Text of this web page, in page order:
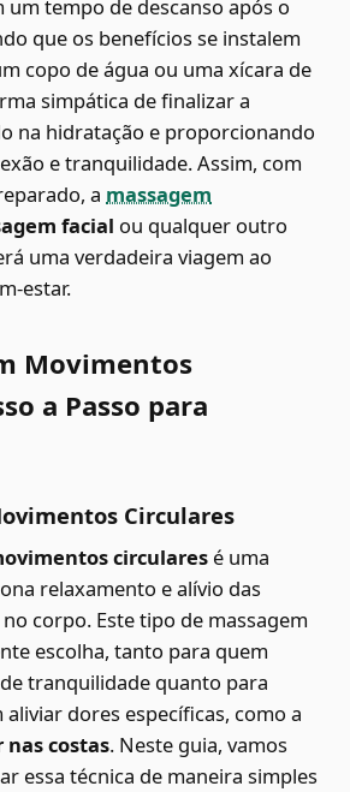
tempo de descanso após o
que os benefícios se instalem
copo de água ou uma xícara de
simpática de finalizar a
na hidratação e proporcionando
e tranquilidade. Assim, com
a massagem
facial ou qualquer outro
uma verdadeira viagem ao
estar.
Movimentos
a Passo para
Circulares
circulares é uma
relaxamento e alívio das
corpo. Este tipo de massagem
escolha, tanto para quem
tranquilidade quanto para
dores específicas, como a
nas costas. Neste guia, vamos
essa técnica de maneira simples